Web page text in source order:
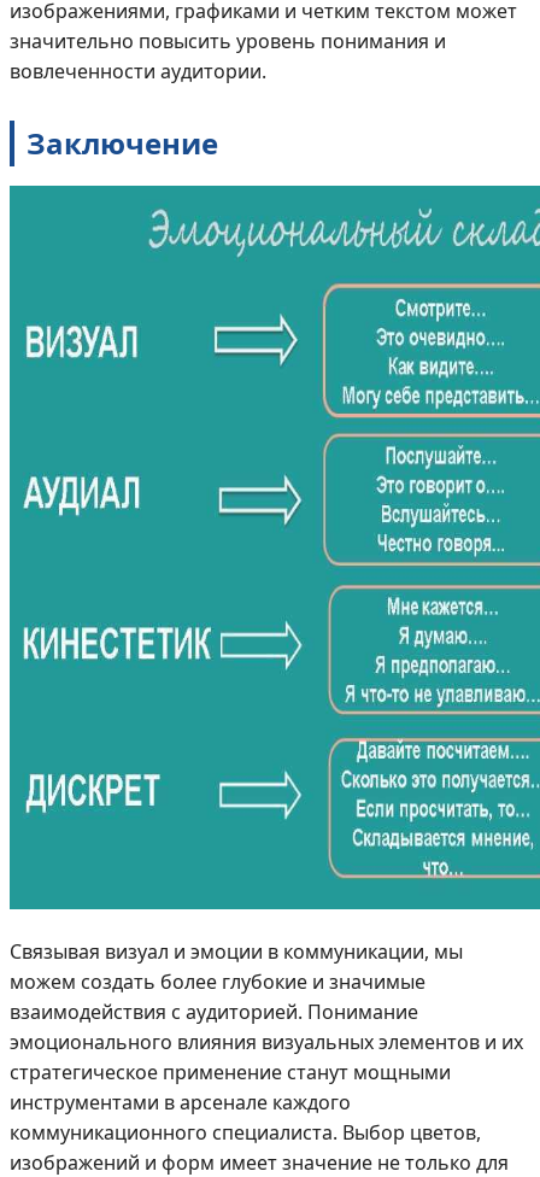
изображениями, графиками и четким текстом может
значительно повысить уровень понимания и
вовлеченности аудитории.
Заключение
Связывая визуал и эмоции в коммуникации, мы
можем создать более глубокие и значимые
взаимодействия с аудиторией. Понимание
эмоционального влияния визуальных элементов и их
стратегическое применение станут мощными
инструментами в арсенале каждого
коммуникационного специалиста. Выбор цветов,
изображений и форм имеет значение не только для